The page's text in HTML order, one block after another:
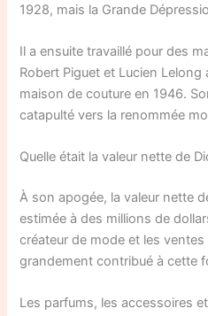
1928, mais la Grande
Il a ensuite travaillé pour des
Robert Piguet et Lucien
maison de couture en 1946.
catapulté vers la renommée
Quelle était la valeur nette de
À son apogée, la valeur nette
estimée à des millions de
créateur de mode et les
grandement contribué à cette
Les parfums, les accessoires